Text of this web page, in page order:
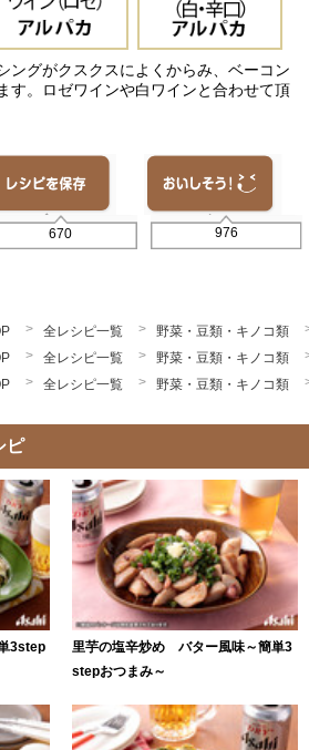
ングがクスクスによくからみ、ベーコン
す。ロゼワインや白ワインと合わせて頂
670 976
全レシピ一覧
野菜・豆類・キノコ類
全レシピ一覧
野菜・豆類・キノコ類
全レシピ一覧 野菜・豆類・キノコ類
ピ
3step
里芋の塩辛炒め バター風味～簡単3
stepおつまみ～